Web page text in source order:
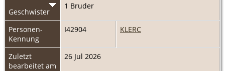
Geschwister
1 Bruder
Personen-
Kennung
I42904 KLERC
Zuletzt
bearbeitet am
26 Jul 2026